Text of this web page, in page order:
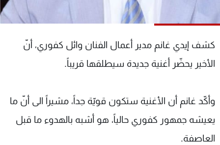
كشف إيدي غانم مدير أعمال الفنان وائل كفوري، أنّ
الأخير يحضّر أغنية جديدة سيطلقها قريباً.
وأكّد غانم أن الأغنية ستكون قويّة جداً، مشيراً الى أنّ ما
يعيشه جمهور كفوري حالياً، هو أشبه بالهدوء ما قبل
العاصفة.
شاهد البرامج
الترددات
الإنـتـاج
تواصل معنا